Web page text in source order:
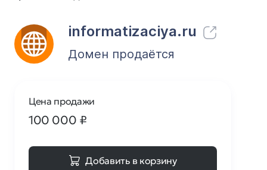
informatizaciya.ru
Домен продаётся
Цена продажи
100 000 ₽
Добавить в корзину